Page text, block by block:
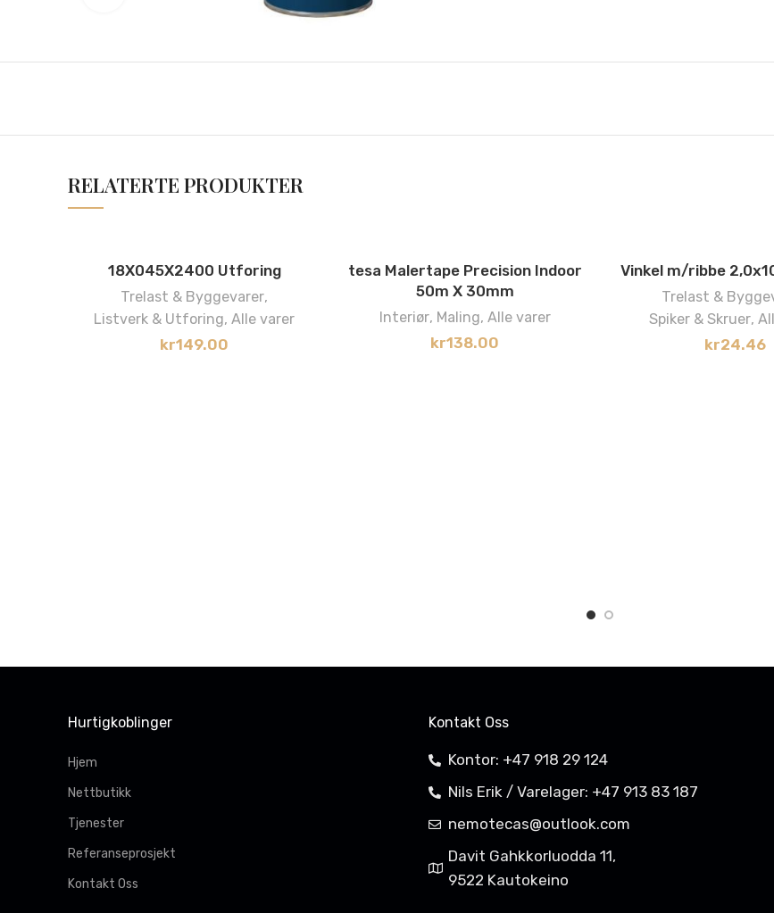
RELATERTE PRODUKTER
18X045X2400 Utforing
Trelast & Byggevarer,
Listverk & Utforing, Alle varer
kr149.00
tesa Malertape Precision Indoor
50m X 30mm
Interiør, Maling, Alle varer
kr138.00
Vinkel m/ribbe
Trelast &
Spiker & Skruer,
kr24.46
Hurtigkoblinger
Hjem
Nettbutikk
Tjenester
Referanseprosjekt
Kontakt Oss
Kontakt Oss
Kontor: +47 918 29 124
Nils Erik / Varelager: +47 913 83 187
nemotecas@outlook.com
Davit Gahkkorluodda 11,
9522 Kautokeino